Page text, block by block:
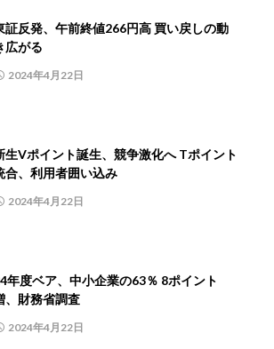
証反発、午前終値266円高 買い戻しの動
広がる
2024年4月22日
生Vポイント誕生、競争激化へ Tポイント
合、利用者囲い込み
2024年4月22日
年度ベア、中小企業の63％ 8ポイント
、財務省調査
2024年4月22日